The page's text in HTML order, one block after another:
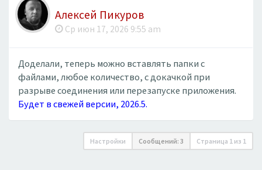
Алексей Пикуров
Ср июн 17, 2026 9:55 am
Доделали, теперь можно вставлять папки с
файлами, любое количество, с докачкой при
разрыве соединения или перезапуске приложения.
Будет в свежей версии, 2026.5.
Настройки Сообщений: 3 Страница 1 из 1